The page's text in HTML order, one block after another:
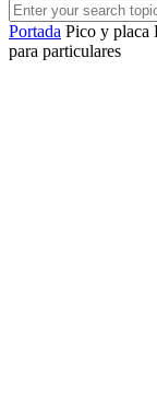
Portada Pico y placa
para particulares